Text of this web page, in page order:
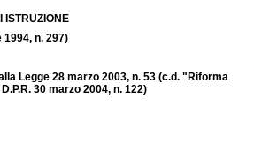
ISTRUZIONE
n. 297)
Legge 28 marzo 2003, n. 53 (c.d. "Riforma
30 marzo 2004, n. 122)